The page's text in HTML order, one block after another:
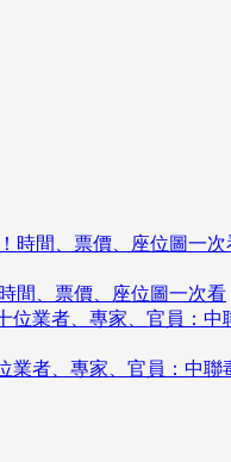
間、票價、座位圖一次看
業者、專家、官員：中聯